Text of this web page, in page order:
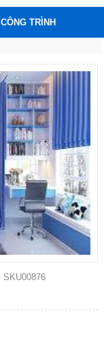
CÔNG TRÌNH
SKU00876